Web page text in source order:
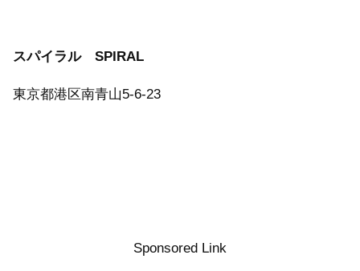
スパイラル SPIRAL
東京都港区南青山5-6-23
Sponsored Link